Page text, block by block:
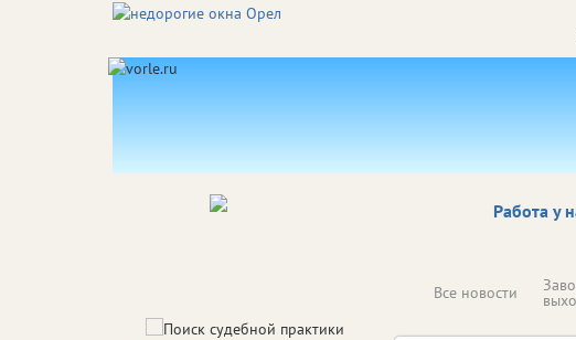
Работа у
Все новости